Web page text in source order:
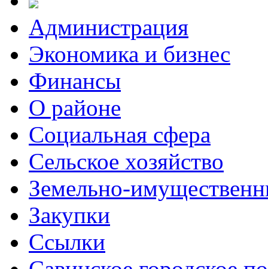
Администрация
Экономика и бизнес
Финансы
О районе
Социальная сфера
Сельское хозяйство
Земельно-
Закупки
Ссылки